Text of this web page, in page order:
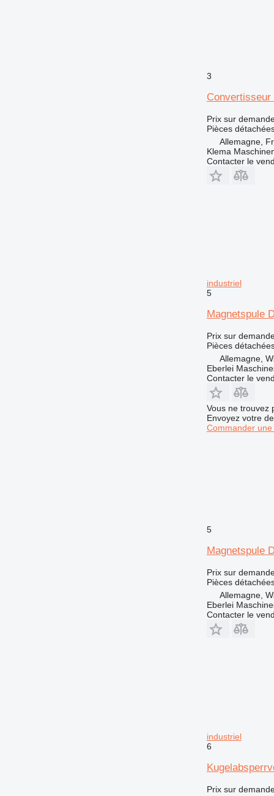
3
Prix sur
Pièces
Allemagne,
Klema
Contacter le
industriel
5
Magnetspule
Prix sur
Pièces
Allemagne,
Eberlei
Contacter le
Vous ne trouvez
Envoyez votre
Commander
5
Magnetspule
Prix sur
Pièces
Allemagne,
Eberlei
Contacter le
industriel
6
Prix sur